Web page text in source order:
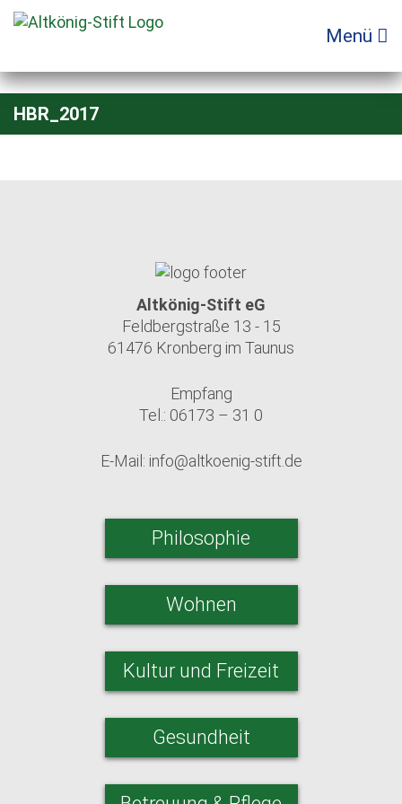
Zum
Inhalt
Menü
HBR_2017
Altkönig-Stift eG
Feldbergstraße 13 - 15
61476 Kronberg im Taunus
Empfang
Tel.: 06173 – 31 0
E-Mail: info@altkoenig-stift.de
Philosophie
Wohnen
Kultur und Freizeit
Gesundheit